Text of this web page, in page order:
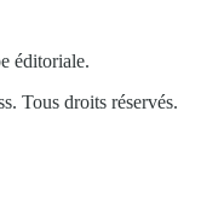
éditoriale.
Tous droits réservés.